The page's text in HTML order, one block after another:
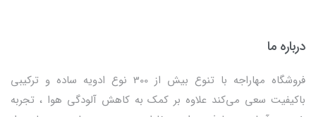
درباره ما
فروشگاه مهاراجه با تنوع بیش از 300 نوع ادویه ساده و ترکیبی
باکیفیت سعی می‌کند علاوه بر کمک به کاهش آلودگی هوا ، تجربه